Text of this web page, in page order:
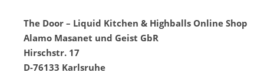
The Door – Liquid Kitchen & Highballs Online Shop
Alamo Masanet und Geist GbR
Hirschstr. 17
D-76133 Karlsruhe